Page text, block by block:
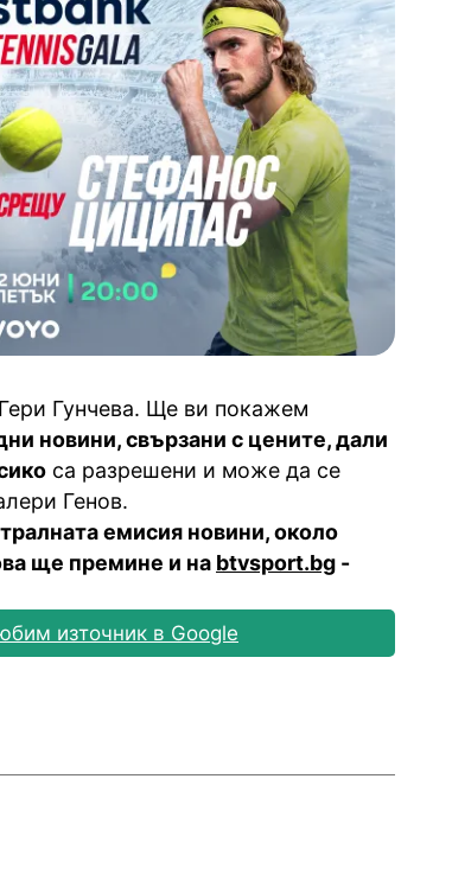
Гунчева. Ще ви покажем
новини, свързани с цените, дали
са разрешени и може да се
Генов.
емисия новини, около
ще премине и на btvsport.bg -
източник в Google